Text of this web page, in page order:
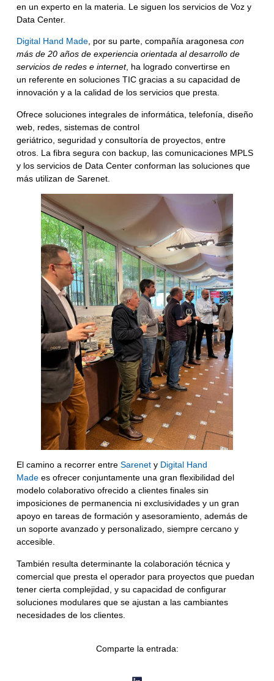
en un experto en la materia. Le siguen los servicios de Voz y
Data Center.
Digital Hand Made, por su parte, compañía aragonesa con
más de 20 años de experiencia orientada al desarrollo de
servicios de redes e internet, ha logrado convertirse en
un referente en soluciones TICgracias a su capacidad de
innovación y a la calidad de los servicios que presta.
Ofrece soluciones integrales de informática, telefonía, diseño
web, redes, sistemas de control
geriátrico, seguridad y consultoría de proyectos, entre
otros. La fibra segura con backup, las comunicaciones MPLS
y los servicios de Data Center conforman las soluciones que
más utilizan de Sarenet.
El camino a recorrer entre Sarenety Digital Hand
Madeesofrecer conjuntamente una gran flexibilidad del
modelo colaborativo ofrecido a clientes finales sin
imposiciones de permanencia ni exclusividadesy un gran
apoyo en tareas de formación y asesoramiento, además de
un soporte avanzado y personalizado, siempre cercano y
accesible.
También resulta determinante la colaboración técnica y
comercial que presta el operador para proyectos que puedan
tener cierta complejidad , y su capacidad de configurar
soluciones modulares que se ajustan a las cambiantes
necesidades de los clientes.
Comparte la entrada: